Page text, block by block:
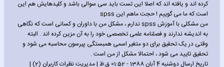
کرده اند و یافته اند که اصلا این تست باید سی سوالی باشد و کلیدهایش هم این
است که ما می گوییم ! حجت ماهم این spss
من مشکلی با آموزش spss ندارم ، مشکل من با داوران و کسانی است که نگاهی
به اندیشه ندارند و فصلنامه علمی تخصصی خود را به آن مزین کرده اند . البته
وقتی در یک تحقیق برای دو متغیر اسمی همبستگی پیرسون محاسبه می شود و
تحقیق تایید می شود ، احتمالا مشکل از من است .
تاریخ ارسال دوشنبه 4 آبان 1388 - 01:52 ق.ظ | مدیریت نظرات کاربران (2) |